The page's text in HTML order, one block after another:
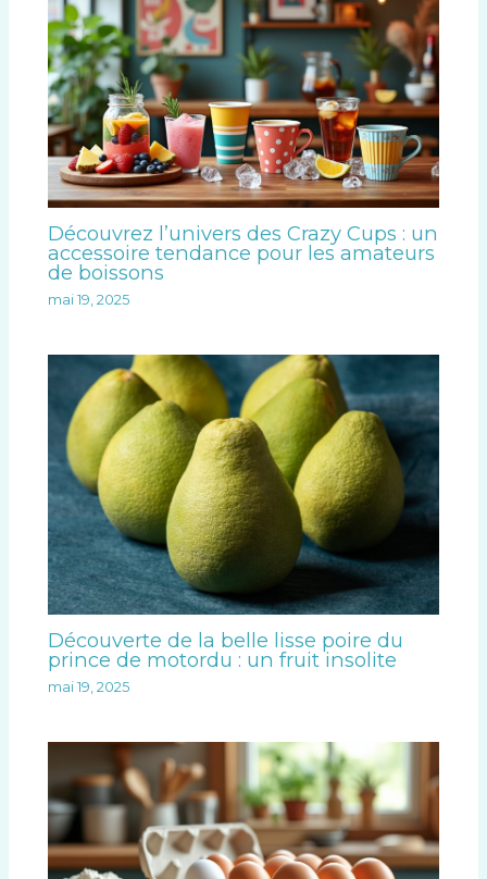
Découvrez l’univers des Crazy Cups : un
accessoire tendance pour les amateurs
de boissons
mai 19, 2025
Découverte de la belle lisse poire du
prince de motordu : un fruit insolite
mai 19, 2025